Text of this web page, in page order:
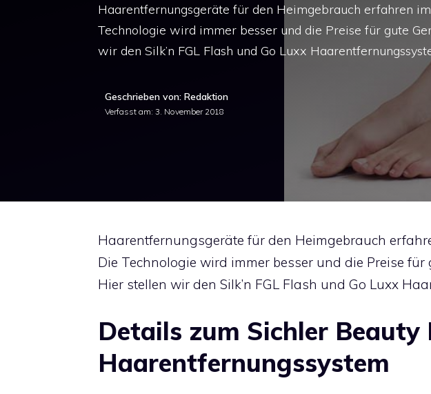
Haarentfernungsgeräte für den Heimgebrauch erfahren
Technologie wird immer besser und die Preise für gute
wir den Silk’n FGL Flash und Go Luxx
Geschrieben von: Redaktion
Verfasst am: 3. November 2018
Haarentfernungsgeräte für den Heimgebrauch
Die Technologie wird immer besser und die Preise
Hier stellen wir den Silk’n FGL Flash und Go Luxx
Details zum Sichler Beauty
Haarentfernungssystem